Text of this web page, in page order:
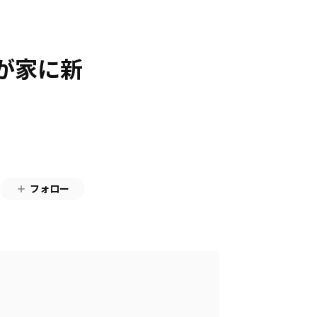
家に新
フォロー